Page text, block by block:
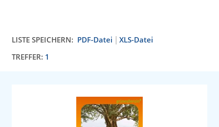
LISTE SPEICHERN: PDF-Datei
XLS-Datei
TREFFER: 1